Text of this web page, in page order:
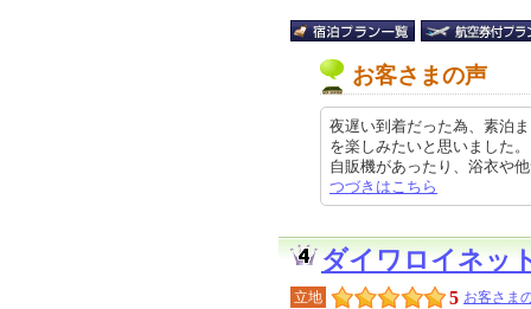
お客さまの声
夜遅い到着だった為、素泊
を楽しみたいと思いました
自販機があったり、浴衣や
つづきはこちら
ダイワロイネッ
立地 5 お客さま